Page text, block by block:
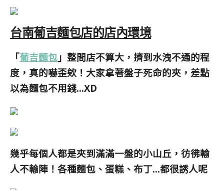
台南葡吉麵包店的店內環境
「葡吉麵包 」整間店不算大，擠到水洩不通的程
度，真的嚇歪欸！大家拿著盤子死命的夾，差點
以為麵包不用錢…XD
幾乎每個人都是夾到滿滿一盤的小山丘，彷彿輸
人不輸陣！各種麵包、蛋糕、布丁…都很誘人呢